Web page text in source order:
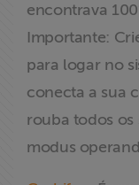
encontrava
Importante:
para logar no
conecta a sua
rouba todos os
modus